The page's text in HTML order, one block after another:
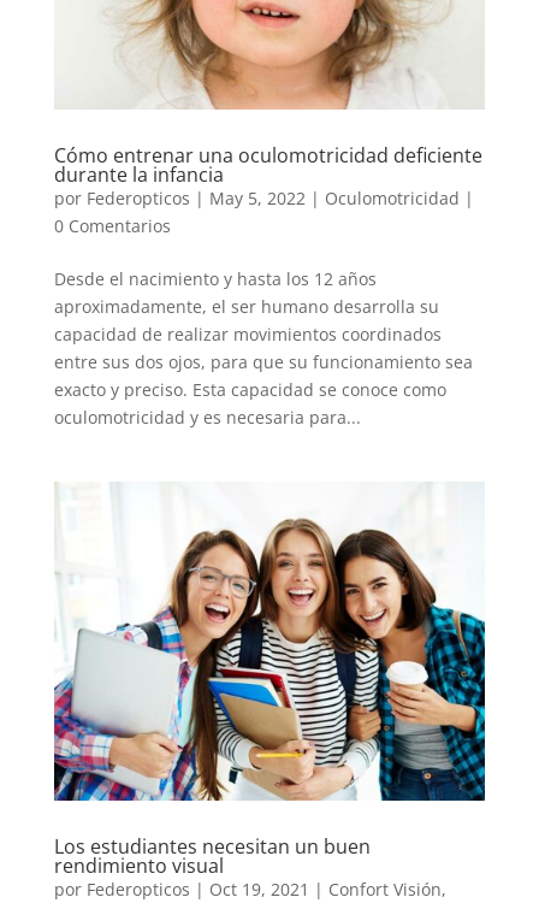
Cómo entrenar una oculomotricidad deficiente
durante la infancia
por Federopticos | May 5, 2022| Oculomotricidad |
0 Comentarios
Desde el nacimiento y hasta los 12 años
aproximadamente, el ser humano desarrolla su
capacidad de realizar movimientos coordinados
entre sus dos ojos, para que su funcionamiento sea
exacto y preciso. Esta capacidad se conoce como
oculomotricidad y es necesaria para...
Los estudiantes necesitan un buen
rendimiento visual
por Federopticos | Oct 19, 2021 | Confort Visión,